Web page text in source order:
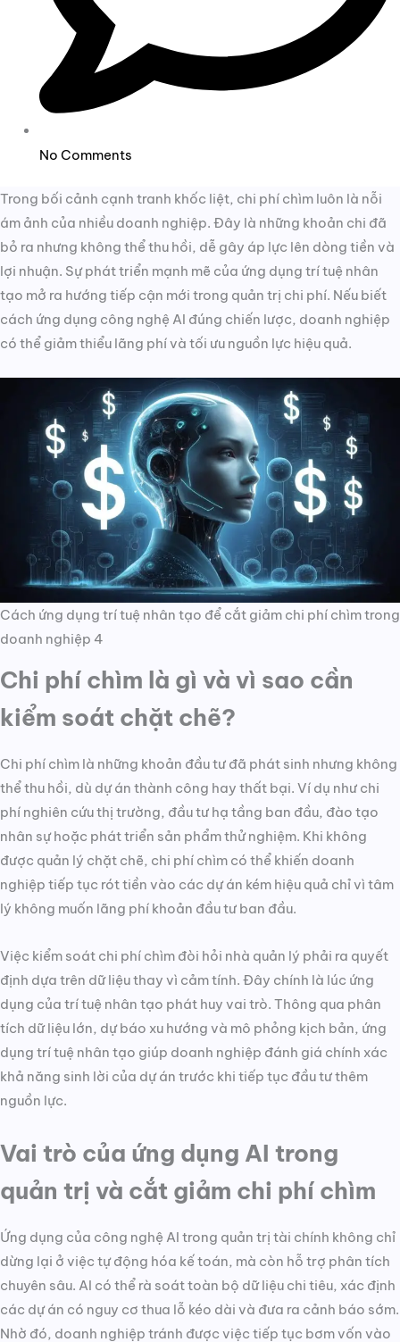
No Comments
Trong bối cảnh cạnh tranh khốc liệt, chi phí chìm luôn là nỗi
ám ảnh của nhiều doanh nghiệp. Đây là những khoản chi đã
bỏ ra nhưng không thể thu hồi, dễ gây áp lực lên dòng tiền và
lợi nhuận. Sự phát triển mạnh mẽ của ứng dụng trí tuệ nhân
tạo mở ra hướng tiếp cận mới trong quản trị chi phí. Nếu biết
cách ứng dụng công nghệ AI đúng chiến lược, doanh nghiệp
có thể giảm thiểu lãng phí và tối ưu nguồn lực hiệu quả.
Cách ứng dụng trí tuệ nhân tạo để cắt giảm chi phí chìm trong
doanh nghiệp 4
Chi phí chìm là gì và vì sao cần
kiểm soát chặt chẽ?
Chi phí chìm là những khoản đầu tư đã phát sinh nhưng không
thể thu hồi, dù dự án thành công hay thất bại. Ví dụ như chi
phí nghiên cứu thị trường, đầu tư hạ tầng ban đầu, đào tạo
nhân sự hoặc phát triển sản phẩm thử nghiệm. Khi không
được quản lý chặt chẽ, chi phí chìm có thể khiến doanh
nghiệp tiếp tục rót tiền vào các dự án kém hiệu quả chỉ vì tâm
lý không muốn lãng phí khoản đầu tư ban đầu.
Việc kiểm soát chi phí chìm đòi hỏi nhà quản lý phải ra quyết
định dựa trên dữ liệu thay vì cảm tính. Đây chính là lúc ứng
dụng của trí tuệ nhân tạo phát huy vai trò. Thông qua phân
tích dữ liệu lớn, dự báo xu hướng và mô phỏng kịch bản, ứng
dụng trí tuệ nhân tạo giúp doanh nghiệp đánh giá chính xác
khả năng sinh lời của dự án trước khi tiếp tục đầu tư thêm
nguồn lực.
Vai trò của ứng dụng AI trong
quản trị và cắt giảm chi phí chìm
Ứng dụng của công nghệ AI trong quản trị tài chính không chỉ
dừng lại ở việc tự động hóa kế toán, mà còn hỗ trợ phân tích
chuyên sâu. AI có thể rà soát toàn bộ dữ liệu chi tiêu, xác định
các dự án có nguy cơ thua lỗ kéo dài và đưa ra cảnh báo sớm.
Nhờ đó, doanh nghiệp tránh được việc tiếp tục bơm vốn vào